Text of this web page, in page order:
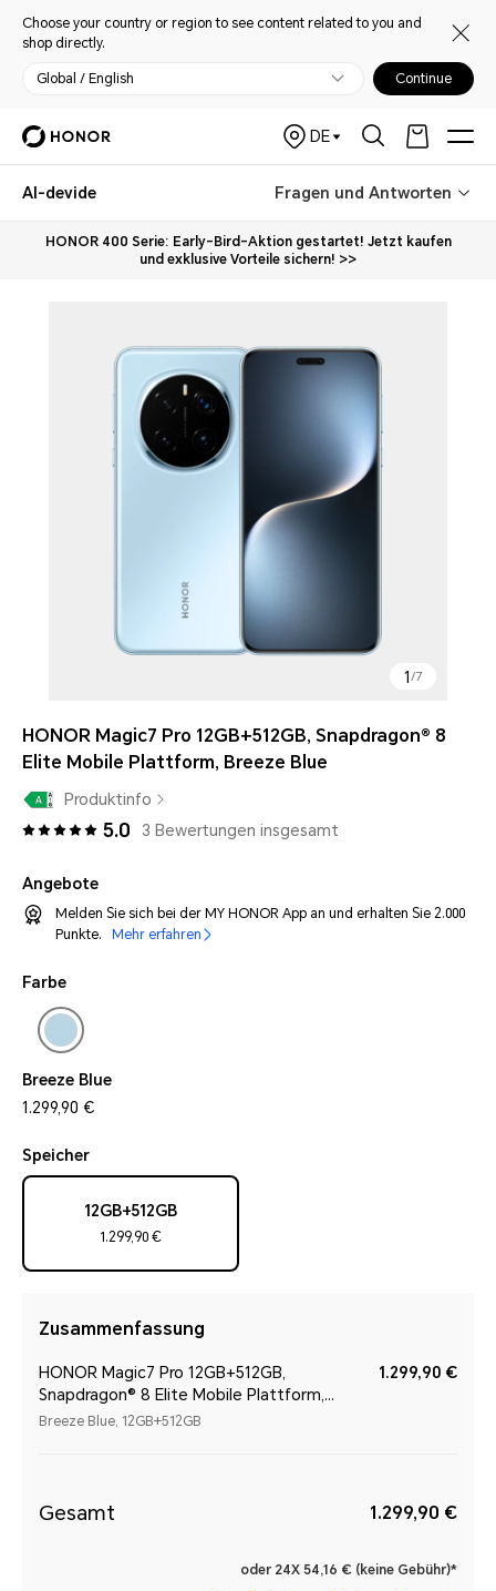
Choose your country or region to see content related to you and
shop directly.
Global / English Continue
DE
AI-devide Fragen und Antworten
HONOR 400 Serie: Early-Bird-Aktion gestartet! Jetzt kaufen
und exklusive Vorteile sichern! >>
1 /7
HONOR Magic7 Pro 12GB+512GB, Snapdragon® 8
Elite Mobile Plattform, Breeze Blue
Produktinfo
5.0 3 Bewertungen insgesamt
Angebote
Melden Sie sich bei der MY HONOR App an und erhalten Sie 2.000
Punkte.
Mehr erfahren
Farbe
Breeze Blue
1.299,90 €
Speicher
12GB+512GB
1.299,90 €
Zusammenfassung
HONOR Magic7 Pro 12GB+512GB,
Snapdragon® 8 Elite Mobile Plattform,
Breeze Blue
Breeze Blue, 12GB+512GB
1.299,90 €
Gesamt 1.299,90 €
oder 24X 54,16 € (keine Gebühr)*